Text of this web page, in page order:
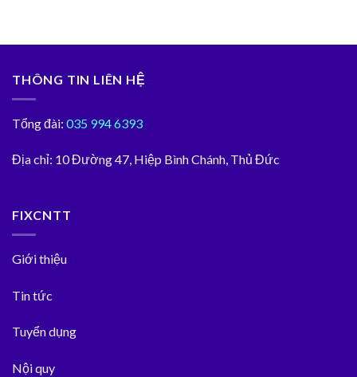
THÔNG TIN LIÊN HỆ
Tổng đài: 035 994 6393
Địa chỉ: 10 Đường 47, Hiệp Bình Chánh, Thủ Đức
FIXCNTT
Giới thiệu
Tin tức
Tuyển dụng
Nội quy